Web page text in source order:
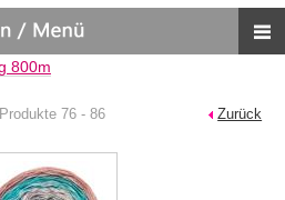
800m
76 - 86 Zurück